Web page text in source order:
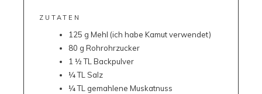
ZUTATEN
125 g Mehl (ich habe Kamut verwendet)
80 g Rohrohrzucker
1 ½ TL Backpulver
¼ TL Salz
¼ TL gemahlene Muskatnuss